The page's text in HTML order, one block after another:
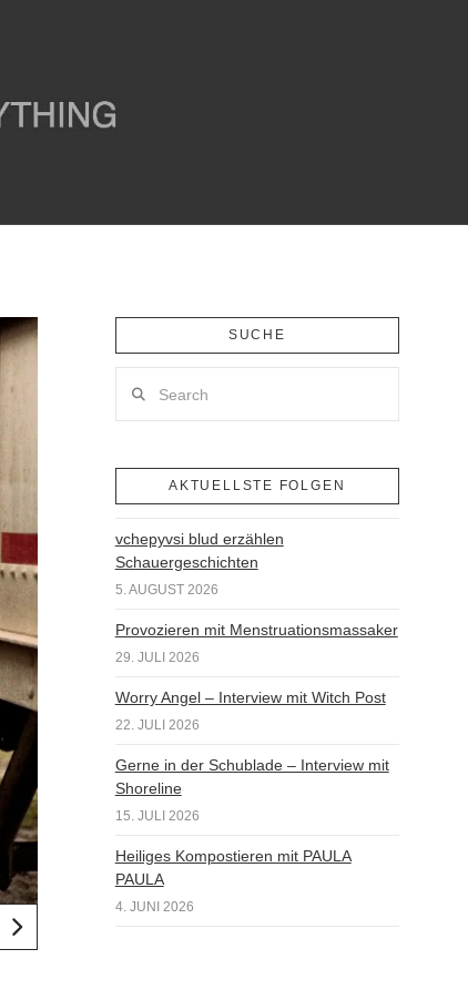
SUCHE
AKTUELLSTE FOLGEN
vchepyvsi blud erzählen
Schauergeschichten
5. AUGUST 2026
Provozieren mit Menstruationsmassaker
29. JULI 2026
Worry Angel – Interview mit Witch Post
22. JULI 2026
Gerne in der Schublade – Interview mit
Shoreline
15. JULI 2026
Heiliges Kompostieren mit PAULA
PAULA
4. JUNI 2026